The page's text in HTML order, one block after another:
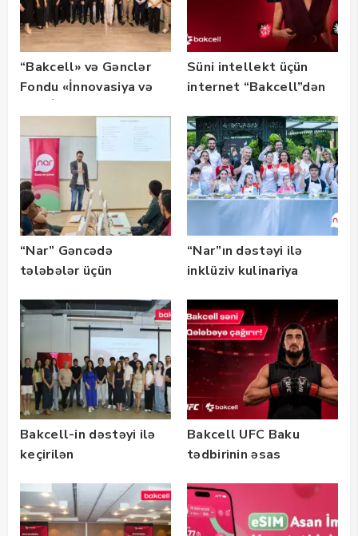
“Bakcell» və Gənclər
Fondu «İnnovasiya və
təqaüd proqramının
qalibləri ilə görüş
keçirib
Süni intellekt üçün
internet “Bakcell”dən
“Nar” Gəncədə
tələbələr üçün
təlimləri təşkil edib
“Nar”ın dəstəyi ilə
inklüziv kulinariya
keçirilib — Fotolar
Bakcell-in dəstəyi ilə
keçirilən
Bootcamp” başladı
Bakcell UFC Baku
tədbirinin əsas